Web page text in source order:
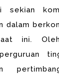
sekian
dalam
ini. Oleh